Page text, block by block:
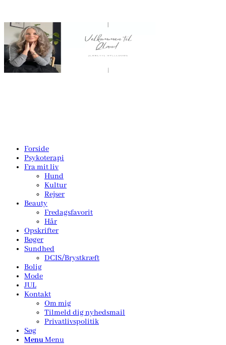
Forside
Psykoterapi
Fra mit liv
Hund
Kultur
Rejser
Beauty
Fredagsfavorit
Hår
Opskrifter
Bøger
Sundhed
DCIS/Brystkræft
Bolig
Mode
JUL
Kontakt
Om mig
Tilmeld dig nyhedsmail
Privatlivspolitik
Søg
MenuMenu